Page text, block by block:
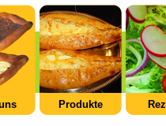
Produkte